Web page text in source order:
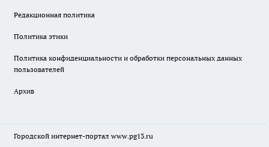
Редакционная политика
Политика этики
Политика конфиденциальности и обработки персональных данных
пользователей
Архив
Городской интернет-портал www.pg13.ru